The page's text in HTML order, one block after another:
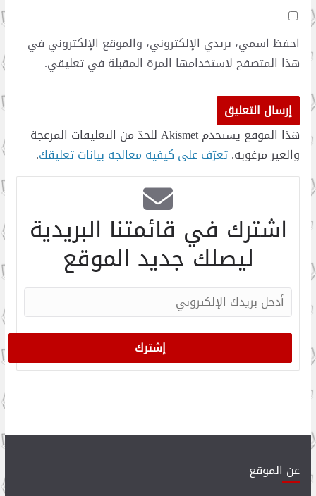
احفظ اسمي، بريدي الإلكتروني، والموقع الإلكتروني في
هذا المتصفح لاستخدامها المرة المقبلة في تعليقي.
هذا الموقع يستخدم Akismet للحدّ من التعليقات المزعجة
والغير مرغوبة.تعرّف على كيفية معالجة بيانات تعليقك.
اشترك في قائمتنا البريدية
ليصلك جديد الموقع
عن الموقع